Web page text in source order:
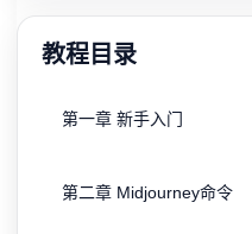
教程目录
第一章 新手入门
第二章 Midjourney命令